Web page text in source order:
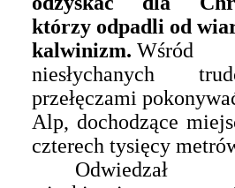
którzy odpadli od
kalwinizm. Wśród
niesłychanych
przełęczami
Alp, dochodzące
czterech tysięcy
Odwiedzał